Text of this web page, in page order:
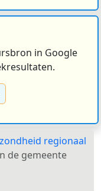
in Google
regionaal
de gemeente